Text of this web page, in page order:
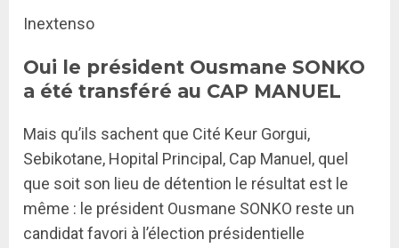
Inextenso
Oui le président Ousmane SONKO
a été transféré au CAP MANUEL
Mais qu’ils sachent que Cité Keur Gorgui,
Sebikotane, Hopital Principal, Cap Manuel, quel
que soit son lieu de détention le résultat est le
même : le président Ousmane SONKO reste un
candidat favori à l’élection présidentielle